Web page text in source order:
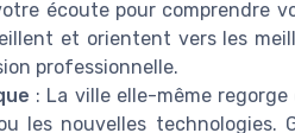
écoute pour comprendre
et orientent vers les
professionnelle.
: La ville elle-même
les nouvelles technologies.